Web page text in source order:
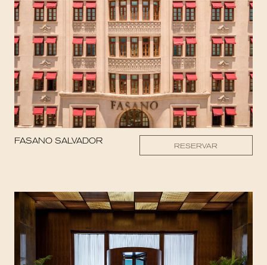
FASANO SALVADOR
RESERVAR